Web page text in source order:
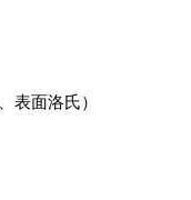
表面洛氏）